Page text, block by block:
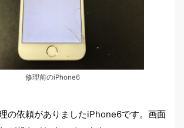
修理前のiPhone6
の依頼がありましたiPhone6です。画面